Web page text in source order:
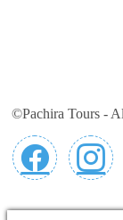
©Pachira Tours -